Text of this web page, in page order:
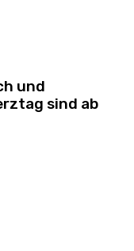
und
sind ab